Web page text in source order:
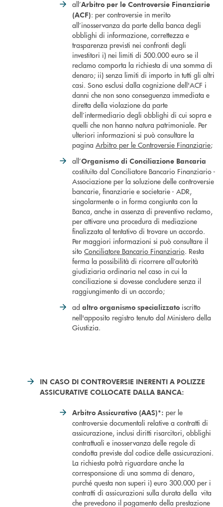
all’Arbitro per le Controversie Finanziarie
(ACF): per controversie in merito
all’inosservanza da parte della banca degli
obblighi di informazione, correttezza e
trasparenza previsti nei confronti degli
investitori i) nei limiti di 500.000 euro se il
reclamo comporta la richiesta di una somma di
denaro; ii) senza limiti di importo in tutti gli altri
casi. Sono esclusi dalla cognizione dell'ACF i
danni che non sono conseguenza immediata e
diretta della violazione da parte
dell’intermediario degli obblighi di cui sopra e
quelli che non hanno natura patrimoniale. Per
ulteriori informazioni si può consultare la
pagina Arbitro per le Controversie Finanziarie;
all’Organismo di Conciliazione Bancaria
costituito dal Conciliatore Bancario Finanziario -
Associazione per la soluzione delle controversie
bancarie, finanziarie e societarie - ADR,
singolarmente o in forma congiunta con la
Banca, anche in assenza di preventivo reclamo,
per attivare una procedura di mediazione
finalizzata al tentativo di trovare un accordo.
Per maggiori informazioni si può consultare il
sito Conciliatore Bancario Finanziario. Resta
ferma la possibilità di ricorrere all’autorità
giudiziaria ordinaria nel caso in cui la
conciliazione si dovesse concludere senza il
raggiungimento di un accordo;
ad altro organismo specializzato iscritto
nell'apposito registro tenuto dal Ministero della
Giustizia.
IN CASO DI CONTROVERSIE INERENTI A POLIZZE
ASSICURATIVE COLLOCATE DALLA BANCA:
Arbitro Assicurativo (AAS)*: per le
controversie documentali relative a contratti di
assicurazione, inclusi diritti risarcitori, obblighi
contrattuali e inosservanza delle regole di
condotta previste dal codice delle assicurazioni.
La richiesta potrà riguardare anche la
corresponsione di una somma di denaro,
purché questa non superi i) euro 300.000 per i
contratti di assicurazioni sulla durata della vita
che prevedono il pagamento della prestazione